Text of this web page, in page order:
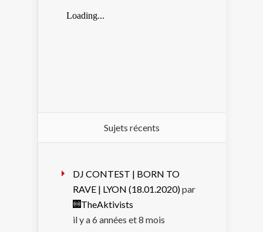
Sujets récents
DJ CONTEST | BORN TO
RAVE | LYON (18.01.2020)par
TheAktivists
il y a 6 années et 8 mois